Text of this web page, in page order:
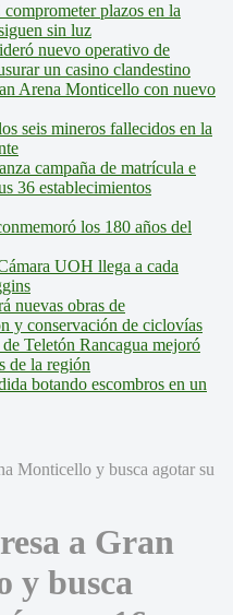
plazos en la
sin luz
nuevo operativo de
un casino clandestino
Arena Monticello con nuevo
seis mineros fallecidos en la
campaña de matrícula e
36 establecimientos
los 180 años del
UOH llega a cada
nuevas obras de
y conservación de ciclovías
Teletón Rancagua mejoró
de la región
botando escombros en un
a Gran
y busca